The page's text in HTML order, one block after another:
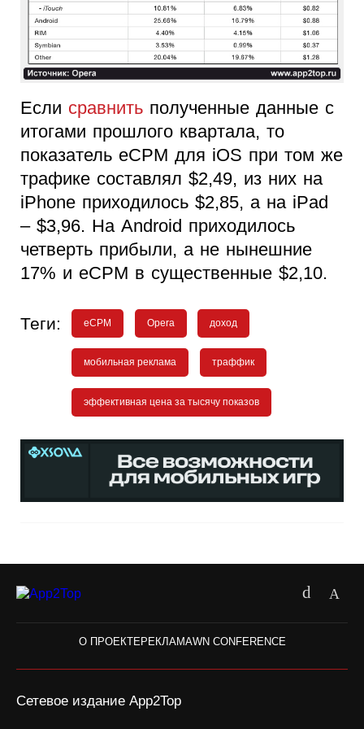
Если сравнить полученные данные с
итогами прошлого квартала, то
показатель eCPM для iOS при том же
трафике составлял $2,49, из них на
iPhone приходилось $2,85, а на iPad
– $3,96. На Android приходилось
четверть прибыли, а не нынешние
17% и eCPM в существенные $2,10.
Теги: eCPM Opera доход
мобильная реклама траффик
эффективная цена за тысячу показов
О ПРОЕКТЕРЕКЛАМАWN CONFERENCE
Сетевое издание App2Top